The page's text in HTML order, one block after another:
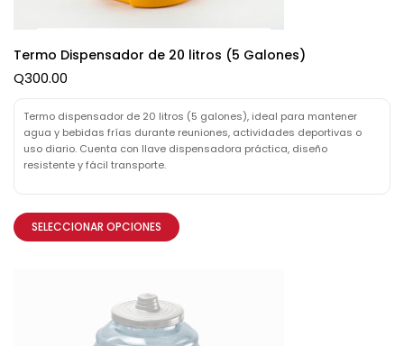
Termo Dispensador de 20 litros (5 Galones)
Q300.00
Termo dispensador de 20 litros (5 galones), ideal para mantener
agua y bebidas frías durante reuniones, actividades deportivas o
uso diario. Cuenta con llave dispensadora práctica, diseño
resistente y fácil transporte.
SELECCIONAR OPCIONES